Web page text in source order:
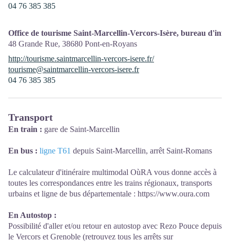
04 76 385 385
Office de tourisme Saint-Marcellin-Vercors-Isère, bureau
48 Grande Rue, 38680 Pont-en-Royans
http://tourisme.saintmarcellin-vercors-isere.fr/
tourisme@saintmarcellin-vercors-isere.fr
04 76 385 385
Transport
En train : gare de Saint-Marcellin
En bus : ligne T61 depuis Saint-Marcellin, arrêt Saint-Romans
Le calculateur d'itinéraire multimodal OùRA vous donne accès à
toutes les correspondances entre les trains régionaux, transports
urbains et ligne de bus départementale : https://www.oura.com
En Autostop :
Possibilité d'aller et/ou retour en autostop avec Rezo Pouce depuis
le Vercors et Grenoble (retrouvez tous les arrêts sur